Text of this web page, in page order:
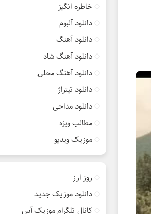
خاطره انگیز
دانلود آلبوم
دانلود آهنگ
دانلود آهنگ شاد
دانلود آهنگ محلی
دانلود تیتراژ
دانلود مداحی
مطالب ویژه
موزیک ویدیو
روز ارز
دانلود موزیک جدید
کانال تلگرام موزیک آس